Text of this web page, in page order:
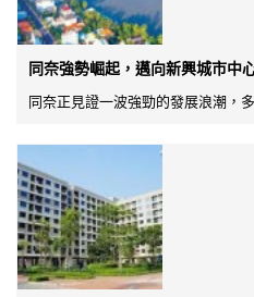
同奈強勢崛起，邁向新興城市中
同奈正見證一波強勁的發展浪潮，